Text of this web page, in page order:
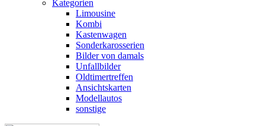
Kategorien
Limousine
Kombi
Kastenwagen
Sonderkarosserien
Bilder von damals
Unfallbilder
Oldtimertreffen
Ansichtskarten
Modellautos
sonstige